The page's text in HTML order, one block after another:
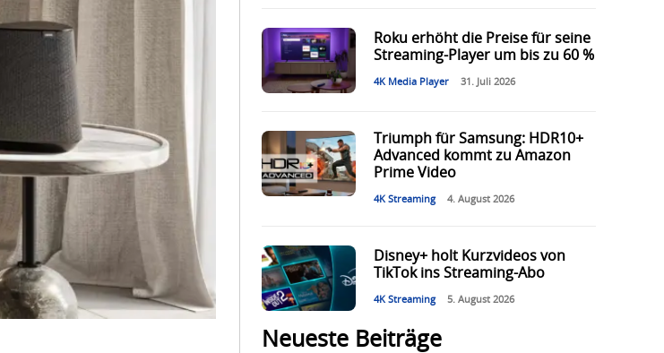
Roku erhöht die Preise für seine
Streaming-Player um bis zu 60 %
4K Media Player 31. Juli 2026
Triumph für Samsung: HDR10+
Advanced kommt zu Amazon
Prime Video
4K Streaming 4. August 2026
Disney+ holt Kurzvideos von
TikTok ins Streaming-Abo
4K Streaming 5. August 2026
Neueste Beiträge